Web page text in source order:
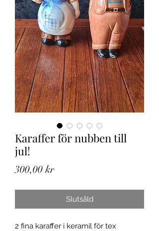
Karaffer för nubben till
jul!
300,00 krPris
Slutsåld
2 fina karaffer i keramil för tex